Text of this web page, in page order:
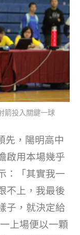
箭投入關鍵一球
先，陽明高中
啟用本場幾乎
：「其實我一
不上，我最後
子，就決定給
上場便以一顆